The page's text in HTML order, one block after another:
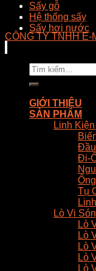
Sấy gỗ
Hệ thống sấy
Sấy hơi nước
CÔNG TY TNHH E-
Tìm
kiếm:
GIỚI THIỆU
SẢN PHẨM
Linh
Đi-
Tụ
Lò Vi
Lò
Lò
Lò
Lò
Lò